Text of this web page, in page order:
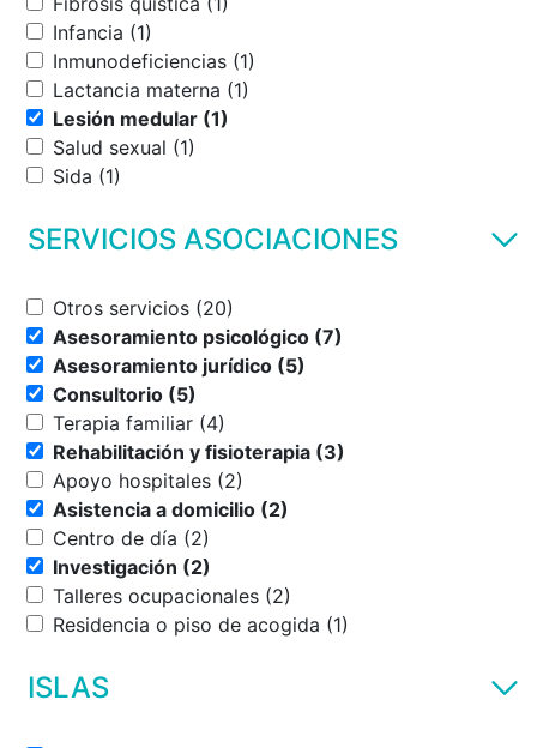
Infancia (1)
Inmunodeficiencias (1)
Lactancia materna (1)
Lesión medular (1)
Salud sexual (1)
Sida (1)
SERVICIOS ASOCIACIONES
Otros servicios (20)
Asesoramiento psicológico (7)
Asesoramiento jurídico (5)
Consultorio (5)
Terapia familiar (4)
Rehabilitación y fisioterapia (3)
Apoyo hospitales (2)
Asistencia a domicilio (2)
Centro de día (2)
Investigación (2)
Talleres ocupacionales (2)
Residencia o piso de acogida (1)
ISLAS